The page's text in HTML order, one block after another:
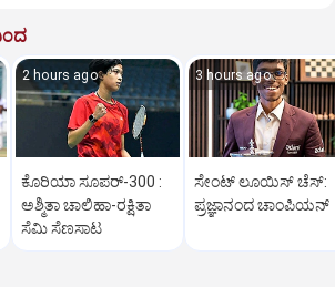
2 hours ago
ಕೊರಿಯಾ ಸೂಪರ್‌-300 :
ಅಶ್ಮಿತಾ ಚಾಲಿಹಾ-ರಕ್ಷಿತಾ
ಸೆಮಿ ಸೆಣಸಾಟ
3 hours ago
ಸೇಂಟ್‌ ಲೂಯಿಸ್‌ ಚೆಸ್‌:
ಪ್ರಜ್ಞಾನಂದ ಚಾಂಪಿಯನ್‌